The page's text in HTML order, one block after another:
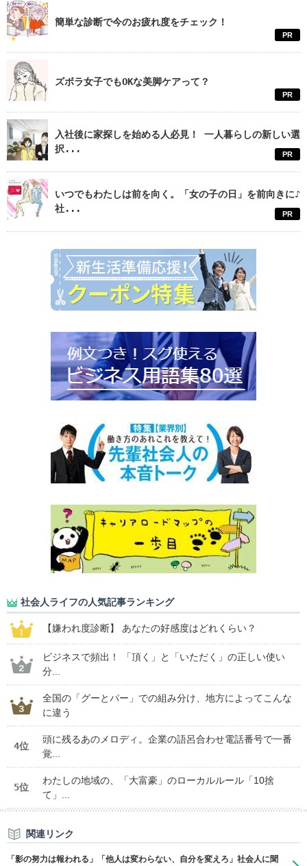
簡単な診断で今のお疲れ度をチェック！
PR
ズボラ女子でもOKな美脚ケアって？
PR
入社後に家探しを始める人必見！ 一人暮らしの新しい選
択...
PR
いつでもわたしは前を向く。「女の子の日」を前向きに♪
社...
PR
社会人ライフの人気記事ランキング
【嫌われ度診断】 あなたの好感度はどれくらい？
ビジネスで頻出！ 「頂く」と「いただく」の正しい使い
分...
全国の「グーとパー」での組み分け、地方によってこんな
に違う
4位
頭に残るあのメロディ。企業の語呂合わせ電話番号で一番
覚...
5位
わたしの地域の、「大富豪」のローカルルール「10捨
て」...
関連リンク
「影の努力は報われる」「他人は変わらない、自分を変えろ」社会人に聞